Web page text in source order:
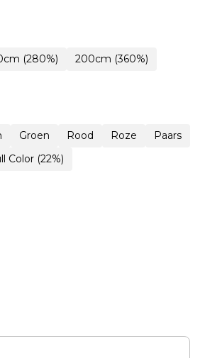
(280%)
200cm (360%)
Groen Rood Roze
Paars
Color (22%)